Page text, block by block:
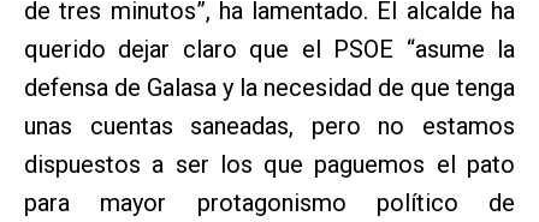
de tres minutos”, ha lamentado. El alcalde ha
querido dejar claro que el PSOE “asume la
defensa de Galasa y la necesidad de que tenga
unas cuentas saneadas, pero no estamos
dispuestos a ser los que paguemos el pato
para mayor protagonismo político de